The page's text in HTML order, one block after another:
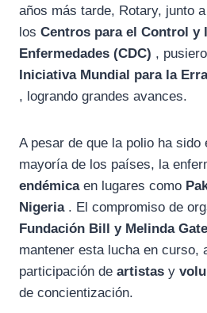
años más tarde, Rotary, junto
los Centros para el Control y
Enfermedades (CDC) ,
Iniciativa Mundial para la
, logrando grandes avances.
A pesar de que la polio ha sido
mayoría de los países, la
endémicaen lugares como
Nigeria. El compromiso de
Fundación Bill y Melinda
mantener esta lucha en curso,
participación de artistas y
de concientización.